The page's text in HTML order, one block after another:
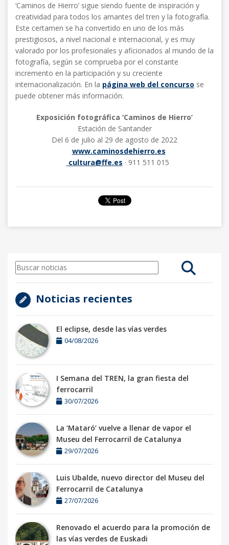
‘Caminos de Hierro’ sigue siendo fuente de inspiración y
creatividad para todos los amantes del tren y la fotografía.
Este certamen se ha convertido en uno de los más
prestigiosos, a nivel nacional e internacional, y es muy
valorado por los profesionales y aficionados al mundo de la
fotografía, según se comprueba por el constante
incremento en la participación y su creciente
internacionalización. En la página web del concurso se
puede obtener más información.
Exposición fotográfica ‘Caminos de Hierro’
Estación de Santander
Del 6 de julio al 29 de agosto de 2022
www.caminosdehierro.es
cultura@ffe.es · 911 511 015
Noticias recientes
El eclipse, desde las vías verdes
04/08/2026
I Semana del TREN, la gran fiesta del
ferrocarril
30/07/2026
La ‘Mataró’ vuelve a llenar de vapor el
Museu del Ferrocarril de Catalunya
29/07/2026
Luis Ubalde, nuevo director del Museu del
Ferrocarril de Catalunya
27/07/2026
Renovado el acuerdo para la promoción de
las vías verdes de Euskadi